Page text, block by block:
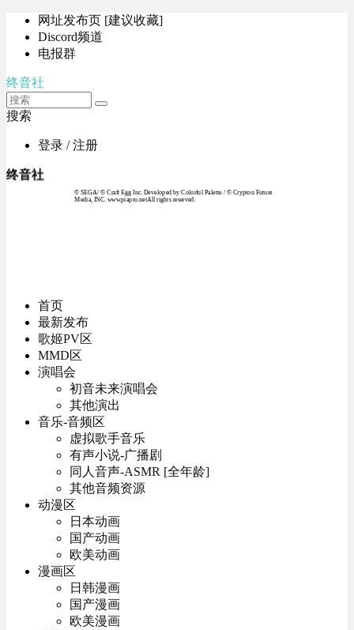
网址发布页 [建议收藏]
Discord频道
电报群
终音社
搜索
登录 / 注册
终音社
© SEGA / © Craft Egg Inc. Developed by Colorful Palette / © Crypton Future
Media, INC. www.piapro.netAll rights reserved.
首页
最新发布
歌姬PV区
MMD区
演唱会
初音未来演唱会
其他演出
音乐-音频区
虚拟歌手音乐
有声小说-广播剧
同人音声-ASMR [全年龄]
其他音频资源
动漫区
日本动画
国产动画
欧美动画
漫画区
日韩漫画
国产漫画
欧美漫画